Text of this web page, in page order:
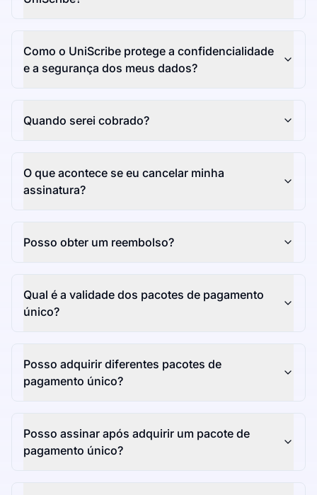
Como o UniScribe protege a confidencialidade
e a segurança dos meus dados?
Quando serei cobrado?
O que acontece se eu cancelar minha
assinatura?
Posso obter um reembolso?
Qual é a validade dos pacotes de pagamento
único?
Posso adquirir diferentes pacotes de
pagamento único?
Posso assinar após adquirir um pacote de
pagamento único?